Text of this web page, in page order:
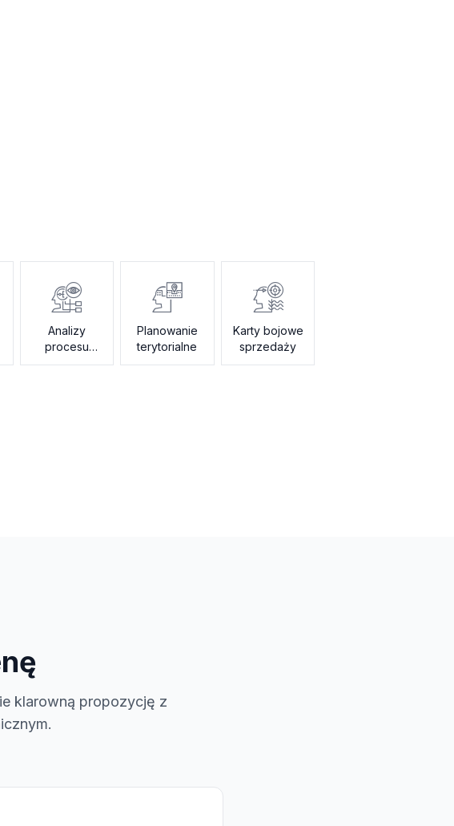
Analizy
procesu
sprzedaży
Planowanie
terytorialne
Karty bojowe
sprzedaży
klarowną propozycję z